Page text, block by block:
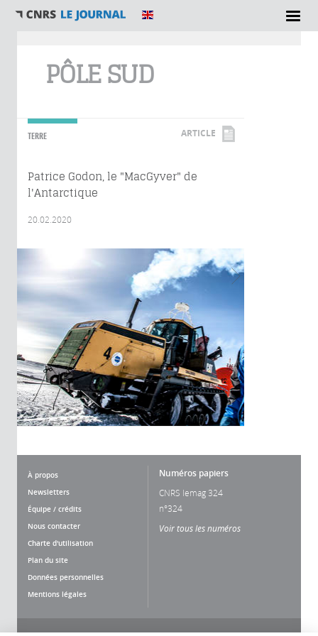
PÔLE SUD
TERRE ARTICLE
Patrice Godon, le "MacGyver" de
l'Antarctique
20.02.2020
À propos
Newsletters
Équipe / crédits
Nous contacter
Charte d'utilisation
Plan du site
Données personnelles
Mentions légales
Numéros papiers
CNRS lemag 324
n°324
Voir tous les numéros